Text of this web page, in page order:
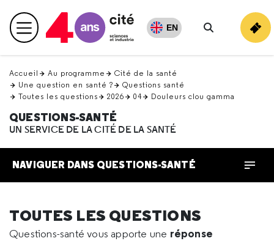
en
haut Menu principal EN
Rechercher
Accueil Au programme
Cité de la santé
Une question en santé ?
Questions santé
Toutes les questions
2026 04 Douleurs clou gamma
QUESTIONS-SANTÉ
UN SERVICE DE LA CITÉ DE LA SANTÉ
NAVIGUER DANS QUESTIONS-SANTÉ
TOUTES LES QUESTIONS
Questions-santé vous apporte une réponse